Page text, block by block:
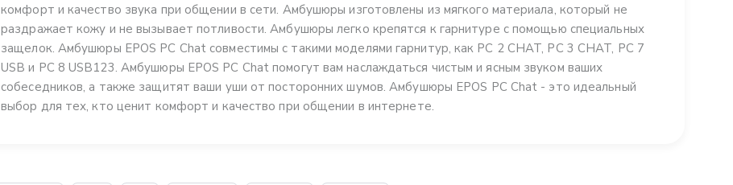
комфорт и качество звука при общении в сети. Амбушюры изготовлены из мягкого материала, который не
раздражает кожу и не вызывает потливости. Амбушюры легко крепятся к гарнитуре с помощью специальных
защелок. Амбушюры EPOS PC Chat совместимы с такими моделями гарнитур, как PC 2 CHAT, PC 3 CHAT, PC 7
USB и PC 8 USB123. Амбушюры EPOS PC Chat помогут вам наслаждаться чистым и ясным звуком ваших
собеседников, а также защитят ваши уши от посторонних шумов. Амбушюры EPOS PC Chat - это идеальный
выбор для тех, кто ценит комфорт и качество при общении в интернете.